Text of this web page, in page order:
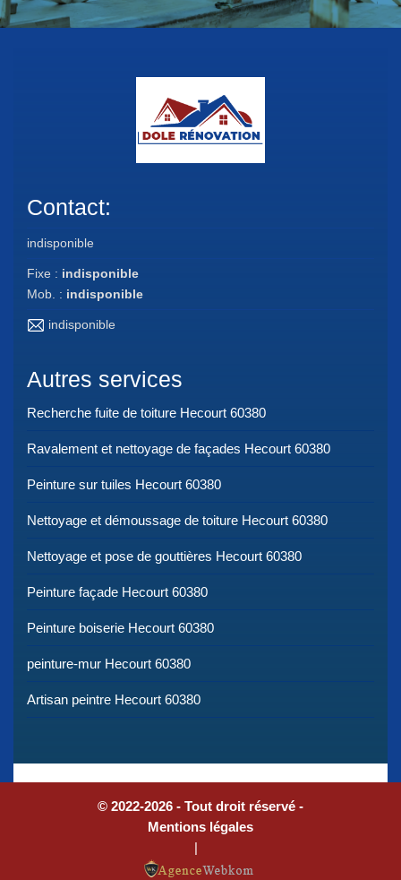
Contact:
indisponible
Fixe : indisponible
Mob. : indisponible
indisponible
Autres services
Recherche fuite de toiture Hecourt 60380
Ravalement et nettoyage de façades Hecourt 60380
Peinture sur tuiles Hecourt 60380
Nettoyage et démoussage de toiture Hecourt 60380
Nettoyage et pose de gouttières Hecourt 60380
Peinture façade Hecourt 60380
Peinture boiserie Hecourt 60380
peinture-mur Hecourt 60380
Artisan peintre Hecourt 60380
© 2022-2026 - Tout droit réservé -
Mentions légales
|